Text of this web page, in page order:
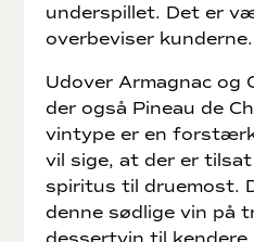
underspillet. Det er
overbeviser kunderne.
Udover Armagnac og
der også Pineau de
vintype er en
vil sige, at der er
spiritus til druemost.
denne sødlige vin på